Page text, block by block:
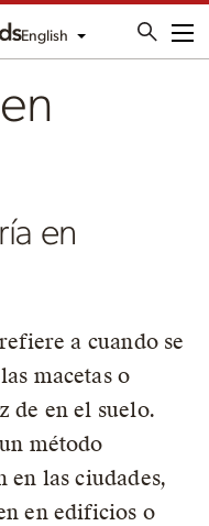
English
en
a cuando se
macetas o
de en el suelo.
método
en las ciudades,
en edificios o